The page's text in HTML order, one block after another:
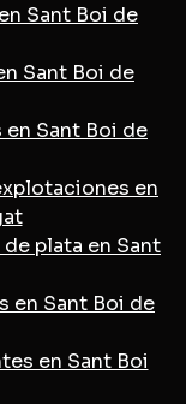
Sant Boi de
Sant Boi de
Sant Boi de
en
plata en Sant
en Sant Boi de
en Sant Boi